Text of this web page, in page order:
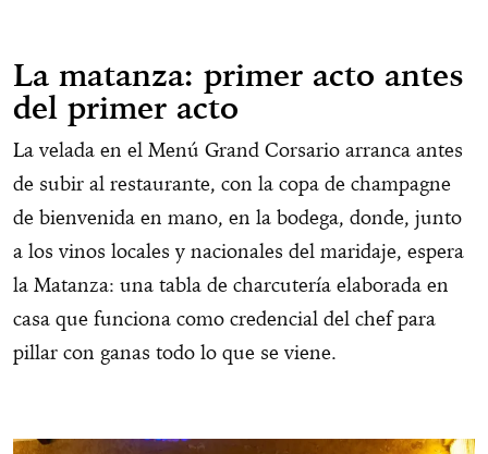
La matanza: primer acto antes
del primer acto
La velada en el Menú Grand Corsario arranca antes
de subir al restaurante, con la copa de champagne
de bienvenida en mano, en la bodega, donde, junto
a los vinos locales y nacionales del maridaje, espera
la Matanza: una tabla de charcutería elaborada en
casa que funciona como credencial del chef para
pillar con ganas todo lo que se viene.